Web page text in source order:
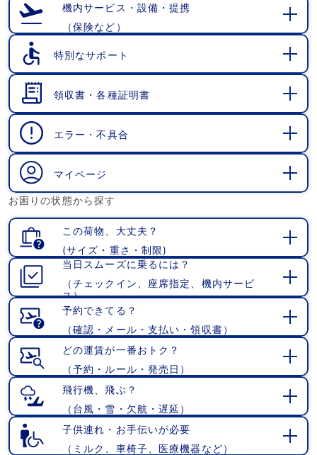
機内サービス・設備・提携
（保険など）
特別なサポート
領収書・各種証明書
エラー・不具合
マイページ
お困りの状態から探す
この荷物、大丈夫？
(サイズ・重さ・制限)
当日スムーズに乗るには？
（チェックイン、座席指定、機内サービ
ス）
予約できてる？
（確認・メール・支払い・領収書）
どの運賃が一番おトク？
（予約・ルール・発売日）
飛行機、飛ぶ？
（台風・雪・欠航・遅延）
子供連れ・お手伝いが必要
（ミルク、車椅子、医療機器など）